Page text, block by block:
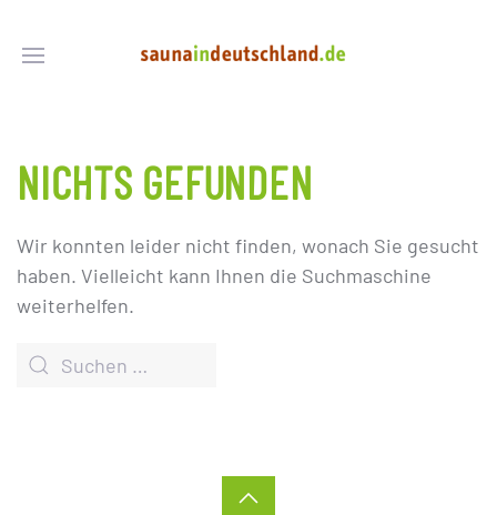
NICHTS GEFUNDEN
Wir konnten leider nicht finden, wonach Sie gesucht
haben. Vielleicht kann Ihnen die Suchmaschine
weiterhelfen.